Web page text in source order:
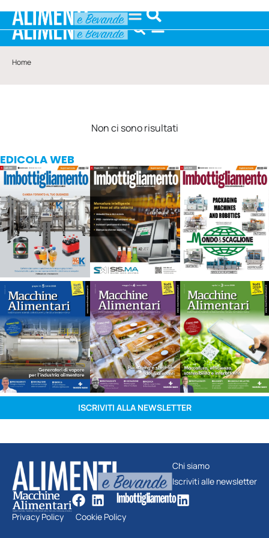
Home
Non ci sono risultati
EDICOLA WEB
ISCRIVITI ALLA NEWSLETTER
Chi siamo
Iscriviti alle newsletter
Privacy Policy Cookie Policy